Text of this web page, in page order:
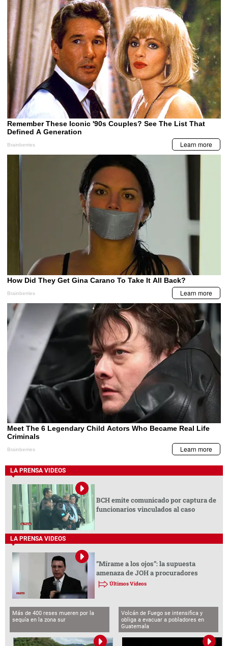
LA PRENSA VIDEOS
BCH emite comunicado por captura de
funcionarios vinculados al caso
LA PRENSA VIDEOS
“Mírame a los ojos”: la supuesta
amenaza de JOH a procuradores
Últimos Videos
Más de 400 reses mueren por la
sequía en la zona sur
Volcán de Fuego se intensifica y
obliga a evacuar a pobladores en
Guatemala